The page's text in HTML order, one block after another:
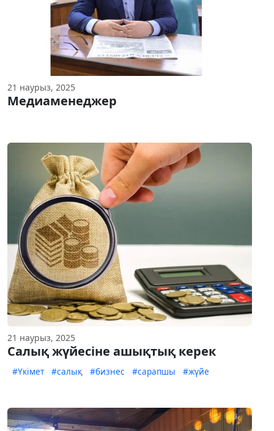
21 наурыз, 2025
Медиаменеджер
21 наурыз, 2025
Салық жүйесіне ашықтық керек
#Үкімет #салық #бизнес #сарапшы #жүйе